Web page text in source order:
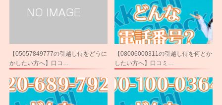
【05057849777の引越し侍をどうに
かしたい方へ】口コ…
【08006000311の引越し侍を何とか
したい方へ】口コミ…